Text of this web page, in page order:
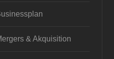
& Akquisition